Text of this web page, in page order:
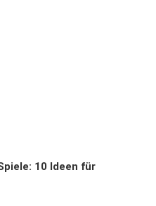
10 Ideen für